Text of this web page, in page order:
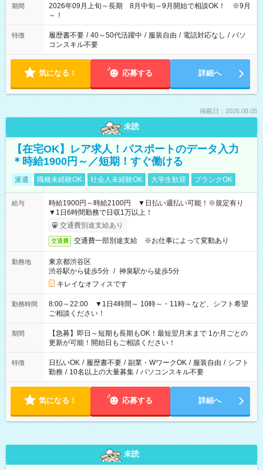
期間
2026年09月上旬～長期 8月中旬～9月開始で相談OK！ ※9月
～！
特徴 履歴書不要 / 40～50代活躍中 / 服装自由 / 電話対応なし / パソ
コンスキル不要
気になる！ 応募する 詳細へ
掲載日：2026.08.05
未読
【在宅OK】レア求人！パスポートのデータ入力
＊時給1900円～／短期！すぐ働ける
派遣 職種未経験OK 社会人未経験OK 大学生歓迎 ブランクOK
給与
時給1900円～時給2100円 ▼日払い週払い可能！※規定有り
▼1日6時間勤務で日収1万以上！
交通費別途支給あり
交通費 交通費一部別途支給 ※お仕事によって変動あり
勤務地
東京都渋谷区
渋谷駅から徒歩5分 / 神泉駅から徒歩5分
キレイなオフィスです
勤務時間
8:00～22:00 ▼1日4時間～ 10時～・11時～など、シフト希望
ご相談ください！
期間
【急募】即日～短期も長期もOK！最短翌月末まで 1か月ごとの
更新が可能！開始日もご相談ください！
特徴 日払いOK / 履歴書不要 / 副業・WワークOK / 服装自由 / シフト
勤務 / 10名以上の大量募集 / パソコンスキル不要
気になる！ 応募する 詳細へ
未読